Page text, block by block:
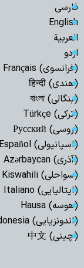
فارسی
English
العربیة
اردو
(فرانسوی) Français
(هندی) हिन्दी
(بنگالی) বাংলা
(ترکی) Türkçe
(روسی) Русский
(اسپانیولی) Español
(آذری) Azərbaycan
(سواحلی) Kiswahili
(ایتالیایی) Italiano
(هوسه) Hausa
(اندونزیایی) indonesia
(چینی) 中文